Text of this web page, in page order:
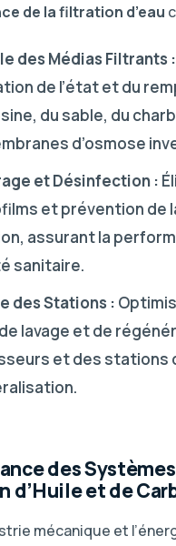
de la filtration d’eau
des Médias Filtrants :
de l’état et du
du sable, du
d’osmose
et Désinfection :
et prévention de
assurant la
sanitaire.
des Stations :
lavage et de
et des stations
des
d’Huile et de
mécanique et